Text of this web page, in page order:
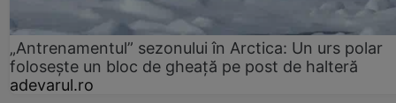
„Antrenamentul” sezonului în Arctica: Un urs polar
folosește un bloc de gheață pe post de halteră
adevarul.ro